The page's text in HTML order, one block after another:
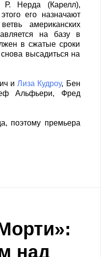
Нерда (Карелл),
его назначают
американских
на базу в
в сжатые сроки
высадиться на
иЛиза Кудроу, Бен
Альфьери, Фред
поэтому премьера
над